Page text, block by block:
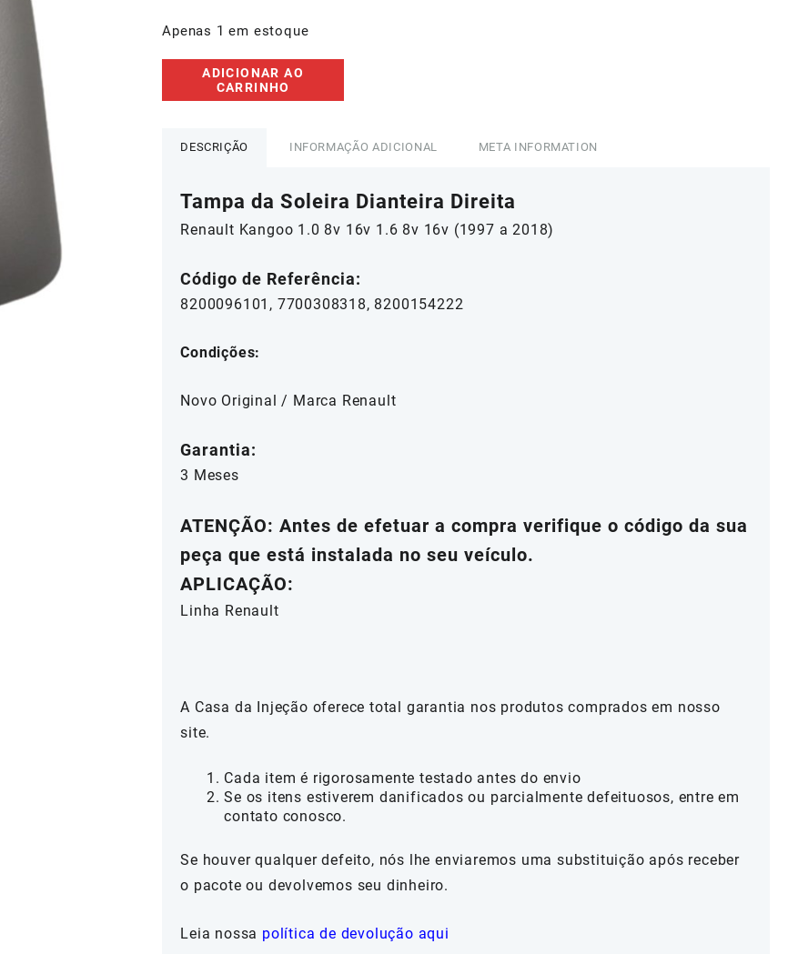
Apenas 1 em estoque
Tampa
Soleira
Direita
8200096101
quantidade
ADICIONAR AO
CARRINHO
DESCRIÇÃO INFORMAÇÃO ADICIONAL META INFORMATION
Tampa da Soleira Dianteira Direita
Renault Kangoo 1.0 8v 16v 1.6 8v 16v (1997 a 2018)
Código de Referência:
8200096101, 7700308318, 8200154222
Condições:
Novo Original / Marca Renault
Garantia:
3 Meses
ATENÇÃO: Antes de efetuar a compra verifique o código da sua
peça que está instalada no seu veículo.
APLICAÇÃO:
Linha Renault
A Casa da Injeção oferece total garantia nos produtos comprados em nosso
site.
Cada item é rigorosamente testado antes do envio
Se os itens estiverem danificados ou parcialmente defeituosos, entre em
contato conosco.
Se houver qualquer defeito, nós lhe enviaremos uma substituição após receber
o pacote ou devolvemos seu dinheiro.
Leia nossa política de devolução aqui